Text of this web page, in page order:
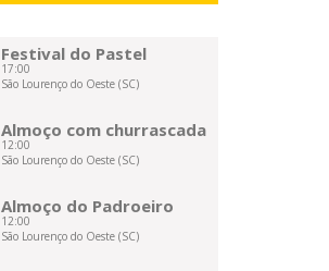
Festival do Pastel
17:00
São Lourenço do Oeste (SC)
Almoço com churrascada
12:00
São Lourenço do Oeste (SC)
Almoço do Padroeiro
12:00
São Lourenço do Oeste (SC)